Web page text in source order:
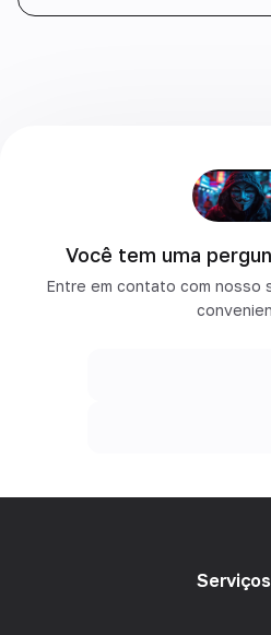
Você tem uma
Entre em contato com nosso
Serviços